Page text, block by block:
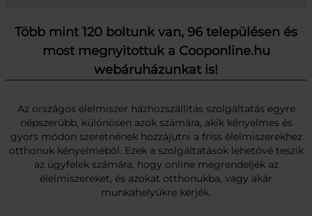
Több mint 120 boltunk van, 96 településen és
most megnyitottuk a Cooponline.hu
webáruházunkat is!
Az országos élelmiszer házhozszállítás szolgáltatás egyre
népszerűbb, különösen azok számára, akik kényelmes és
gyors módon szeretnének hozzájutni a friss élelmiszerekhez
otthonuk kényelméből. Ezek a szolgáltatások lehetővé teszik
az ügyfelek számára, hogy online megrendeljék az
élelmiszereket, és azokat otthonukba, vagy akár
munkahelyükre kérjék.